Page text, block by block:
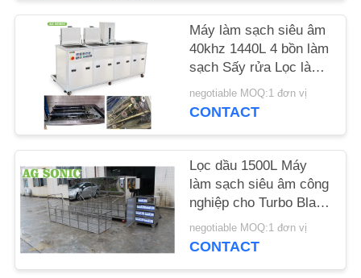
BÁO
GIÁ
SƠ
ĐỒ
TRANG
WEB
Máy làm sạch siêu âm
40khz 1440L 4 bồn làm
sạch Sấy rửa Lọc làm
negotiable MOQ:1 đơn vị
CONTACT
Lọc dầu 1500L Máy
làm sạch siêu âm công
nghiệp cho Turbo Blade
/ Linh kiện hàng không
vũ trụ
negotiable MOQ:1 đơn vị
CONTACT